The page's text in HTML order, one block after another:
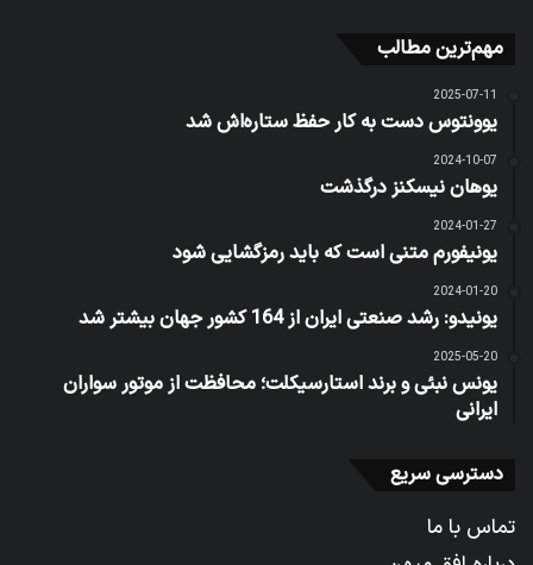
مهم‌ترین مطالب
2025-07-11
یوونتوس دست به کار حفظ ستاره‌اش شد
2024-10-07
یوهان نیسکنز درگذشت
2024-01-27
یونیفورم متنی است که باید رمزگشایی شود
2024-01-20
یونیدو: رشد صنعتی ایران از 164 کشور جهان بیشتر شد
2025-05-20
یونس نبئی و برند استارسیکلت؛ محافظت از موتور سواران
ایرانی
دسترسی سریع
تماس با ما